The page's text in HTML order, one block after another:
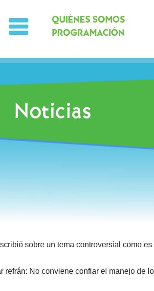
QUIÉNES SOMOS
PROGRAMACIÓN
Noticias
sobre un tema controversial como
No conviene confiar el manejo de